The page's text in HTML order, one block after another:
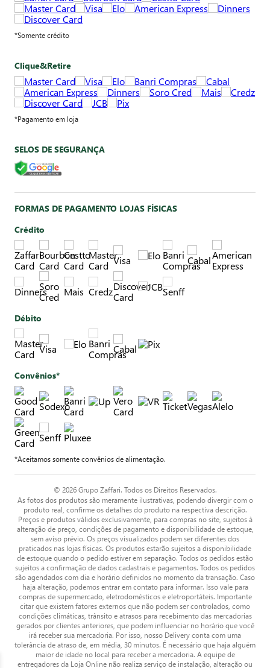
*Somente crédito
Clique&Retire
*Pagamento em loja
SELOS DE SEGURANÇA
FORMAS DE PAGAMENTO LOJAS FÍSICAS
Crédito
Débito
Convênios*
*Aceitamos somente convênios de alimentação.
© 2026 Grupo Zaffari. Todos os Direitos Reservados.
As fotos dos produtos são meramente ilustrativas, podendo divergir com o
produto real, confirme os detalhes do produto na respectiva descrição.
Preços e produtos válidos exclusivamente, para compras no site, sujeitos à
alteração de preço, condições de pagamento e disponibilidade de estoque,
sem aviso prévio. Os preços visualizados podem ser diferentes dos
praticados nas lojas físicas. Os produtos estarão sujeitos a disponibilidade
de estoque quando o pedido estiver em separação. Todos os pedidos estão
sujeitos a confirmação de dados cadastrais e pagamentos. Todos os pedidos
são agendados com dia e horário definidos no momento da transação. Caso
haja alteração, podemos entrar em contato para informar. Isso vale para
compras de supermercado, eletrodomésticos e eletroportáteis. Importante
citar que existem fatores externos que não podem ser controlados, como
condições climáticas, trânsito e atrasos para recebimento das mercadorias
gerados por clientes anteriores, que podem influenciar no horário que você
irá receber sua mercadoria. Por isso, nosso Delivery conta com uma
tolerância de atraso de, em média, 30 minutos. É necessário que haja alguém
maior de idade no local para receber a mercadoria. A equipe de
entregadores da Loja Online não realiza serviço de instalação, alteração ou